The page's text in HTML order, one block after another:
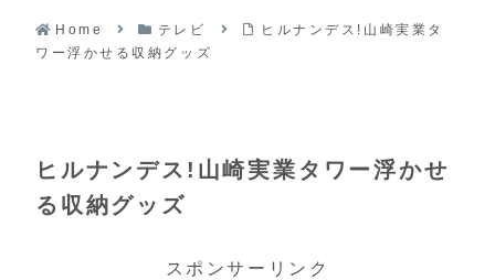
Home テレビ
ヒルナンデス!山崎実業タ
ワー浮かせる収納グッズ
ヒルナンデス!山崎実業タワー浮かせ
る収納グッズ
スポンサーリンク